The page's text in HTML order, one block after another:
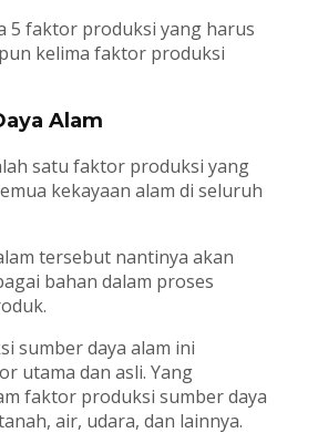
5 faktor produksi yang harus
kelima faktor produksi
Alam
satu faktor produksi yang
kekayaan alam di seluruh
tersebut nantinya akan
bahan dalam proses
sumber daya alam ini
utama dan asli. Yang
faktor produksi sumber daya
air, udara, dan lainnya.